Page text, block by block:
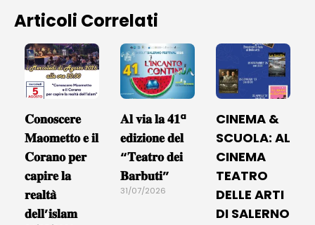
Articoli Correlati
𝐂𝐨𝐧𝐨𝐬𝐜𝐞𝐫𝐞
𝐌𝐚𝐨𝐦𝐞𝐭𝐭𝐨 𝐞 𝐢𝐥
𝐂𝐨𝐫𝐚𝐧𝐨 𝐩𝐞𝐫
𝐜𝐚𝐩𝐢𝐫𝐞 𝐥𝐚
𝐫𝐞𝐚𝐥𝐭𝐚̀
𝐝𝐞𝐥𝐥’𝐢𝐬𝐥𝐚𝐦
𝐀𝐥 𝐯𝐢𝐚 𝐥𝐚 𝟒𝟏ª
𝐞𝐝𝐢𝐳𝐢𝐨𝐧𝐞 𝐝𝐞𝐥
“𝐓𝐞𝐚𝐭𝐫𝐨 𝐝𝐞𝐢
𝐁𝐚𝐫𝐛𝐮𝐭𝐢”
31/07/2026
CINEMA &
SCUOLA: AL
CINEMA
TEATRO
DELLE ARTI
DI SALERNO